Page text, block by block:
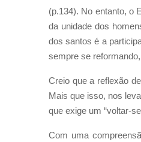
(p.134). No entanto, o
da unidade dos
dos santos é a
sempre se
Creio que a reflexão
Mais que isso, nos
que exige um “voltar-
Com uma